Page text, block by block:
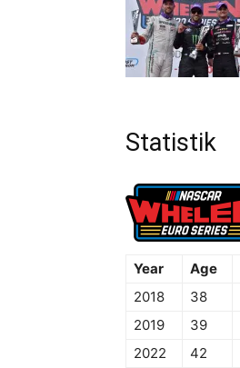
Statistik
Year Age
2018
38
2019
39
2022
42